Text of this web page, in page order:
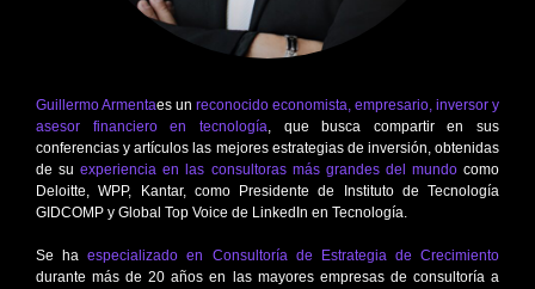
Guillermo Armentaes un reconocido economista, empresario, inversor y
asesor financiero en tecnología, que busca compartir en sus
conferencias y artículos las mejores estrategias de inversión, obtenidas
de suexperiencia en las consultoras más grandes del mundocomo
Deloitte, WPP, Kantar, como Presidente de Instituto de Tecnología
GIDCOMP y Global Top Voice de LinkedIn en Tecnología.
Se haespecializado en Consultoría de Estrategia de Crecimiento
durante más de 20 años en las mayores empresas de consultoría a